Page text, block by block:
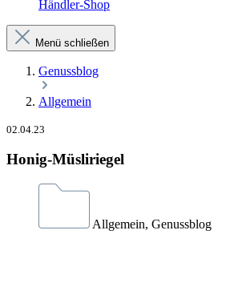
Händler-Shop
Menü schließen
Genussblog
Allgemein
02.04.23
Honig-Müsliriegel
Allgemein, Genussblog